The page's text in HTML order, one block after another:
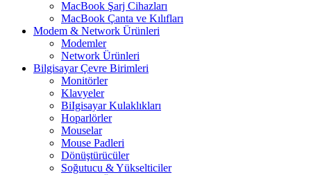
MacBook Şarj Cihazları
MacBook Çanta ve Kılıfları
Modem & Network Ürünleri
Modemler
Network Ürünleri
Bilgisayar Çevre Birimleri
Monitörler
Klavyeler
BiIgisayar Kulaklıkları
Hoparlörler
Mouselar
Mouse Padleri
Dönüştürücüler
Soğutucu & Yükselticiler